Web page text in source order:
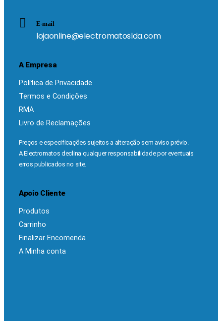
E-mail
lojaonline@electromatoslda.com
A Empresa
Política de Privacidade
Termos e Condições
RMA
Livro de Reclamações
Preços e especificações sujeitos a alteração sem aviso prévio.
A Electromatos declina qualquer responsabilidade por eventuais
erros publicados no site.
Apoio Cliente
Produtos
Carrinho
Finalizar Encomenda
A Minha conta